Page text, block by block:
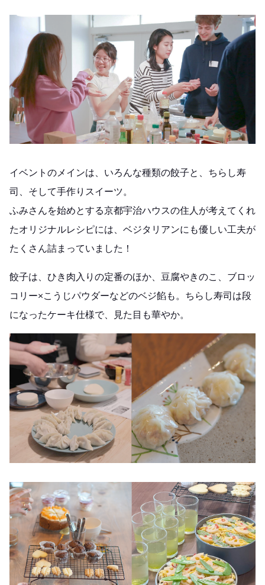
イベントのメインは、 いろんな種類の餃子と、ちらし寿
司、そして手作りスイーツ。
ふみさんを始めとする京都宇治ハウスの住人が考えてくれ
たオリジナルレシピには、ベジタリアンにも優しい工夫が
たくさん詰まっていました！
餃子は、ひき肉入りの定番のほか、豆腐やきのこ、ブロッ
コリー×こうじパウダーなどのベジ餡も。ちらし寿司は段
になったケーキ仕様で、見た目も華やか。